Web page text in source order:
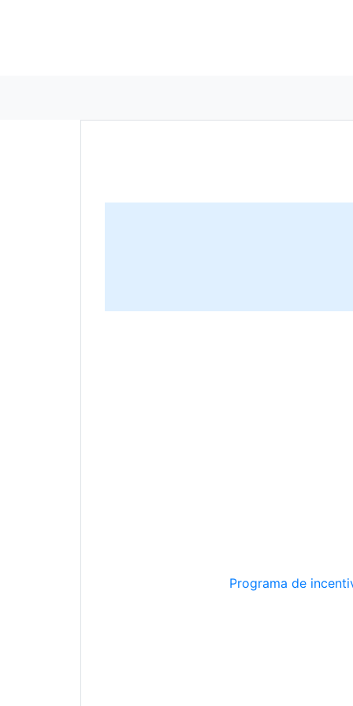
Programa de